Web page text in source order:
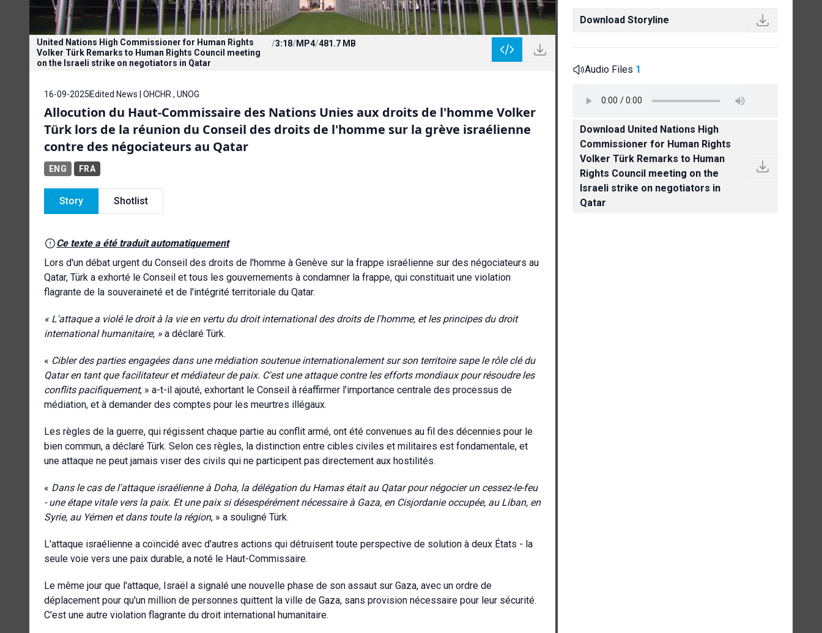
United Nations High Commissioner for Human Rights
Volker Türk Remarks to Human Rights Council meeting
on the Israeli strike on negotiators in Qatar
/3:18/MP4/481.7 MB
16-09-2025 Edited News | OHCHR , UNOG
Allocution du Haut-Commissaire des Nations Unies aux droits de l'homme Volker
Türk lors de la réunion du Conseil des droits de l'homme sur la grève israélienne
contre des négociateurs au Qatar
ENG FRA
Story Shotlist
Ce texte a été traduit automatiquement
Lors d'un débat urgent du Conseil des droits de l'homme à Genève sur la frappe israélienne sur des négociateurs au
Qatar, Türk a exhorté le Conseil et tous les gouvernements à condamner la frappe, qui constituait une violation
flagrante de la souveraineté et de l'intégrité territoriale du Qatar.
« L'attaque a violé le droit à la vie en vertu du droit international des droits de l'homme, et les principes du droit
international humanitaire, » a déclaré Türk.
« Cibler des parties engagées dans une médiation soutenue internationalement sur son territoire sape le rôle clé du
Qatar en tant que facilitateur et médiateur de paix. C'est une attaque contre les efforts mondiaux pour résoudre les
conflits pacifiquement, » a-t-il ajouté, exhortant le Conseil à réaffirmer l'importance centrale des processus de
médiation, et à demander des comptes pour les meurtres illégaux.
Les règles de la guerre, qui régissent chaque partie au conflit armé, ont été convenues au fil des décennies pour le
bien commun, a déclaré Türk. Selon ces règles, la distinction entre cibles civiles et militaires est fondamentale, et
une attaque ne peut jamais viser des civils qui ne participent pas directement aux hostilités.
« Dans le cas de l'attaque israélienne à Doha, la délégation du Hamas était au Qatar pour négocier un cessez-le-feu
- une étape vitale vers la paix. Et une paix si désespérément nécessaire à Gaza, en Cisjordanie occupée, au Liban, en
Syrie, au Yémen et dans toute la région, » a souligné Türk.
L'attaque israélienne a coïncidé avec d'autres actions qui détruisent toute perspective de solution à deux États - la
seule voie vers une paix durable, a noté le Haut-Commissaire.
Le même jour que l'attaque, Israël a signalé une nouvelle phase de son assaut sur Gaza, avec un ordre de
déplacement pour qu'un million de personnes quittent la ville de Gaza, sans provision nécessaire pour leur sécurité.
C'est une autre violation flagrante du droit international humanitaire.
Download Storyline
Audio Files 1
Download United Nations High
Commissioner for Human Rights
Volker Türk Remarks to Human
Rights Council meeting on the
Israeli strike on negotiators in
Qatar